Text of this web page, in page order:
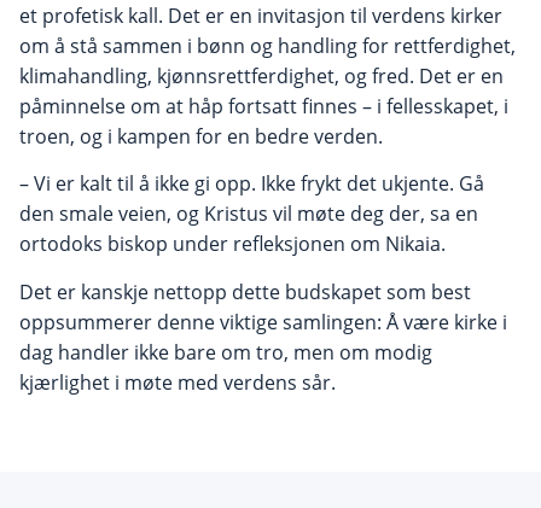
et profetisk kall. Det er en invitasjon til verdens kirker
om å stå sammen i bønn og handling for rettferdighet,
klimahandling, kjønnsrettferdighet, og fred. Det er en
påminnelse om at håp fortsatt finnes – i fellesskapet, i
troen, og i kampen for en bedre verden.
– Vi er kalt til å ikke gi opp. Ikke frykt det ukjente. Gå
den smale veien, og Kristus vil møte deg der, sa en
ortodoks biskop under refleksjonen om Nikaia.
Det er kanskje nettopp dette budskapet som best
oppsummerer denne viktige samlingen: Å være kirke i
dag handler ikke bare om tro, men om modig
kjærlighet i møte med verdens sår.